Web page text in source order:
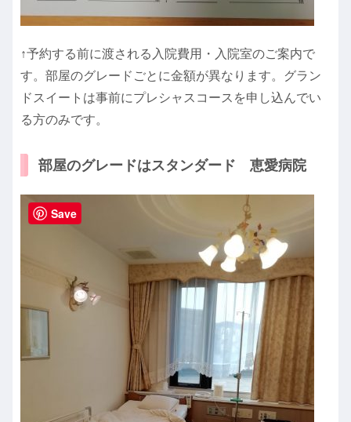
↑予約する前に渡される入院費用・入院室のご案内で
す。部屋のグレードごとに金額が異なります。グラン
ドスイートは事前にプレシャスコースを申し込んでい
る方のみです。
部屋のグレードはスタンダード 恵愛病院
Save